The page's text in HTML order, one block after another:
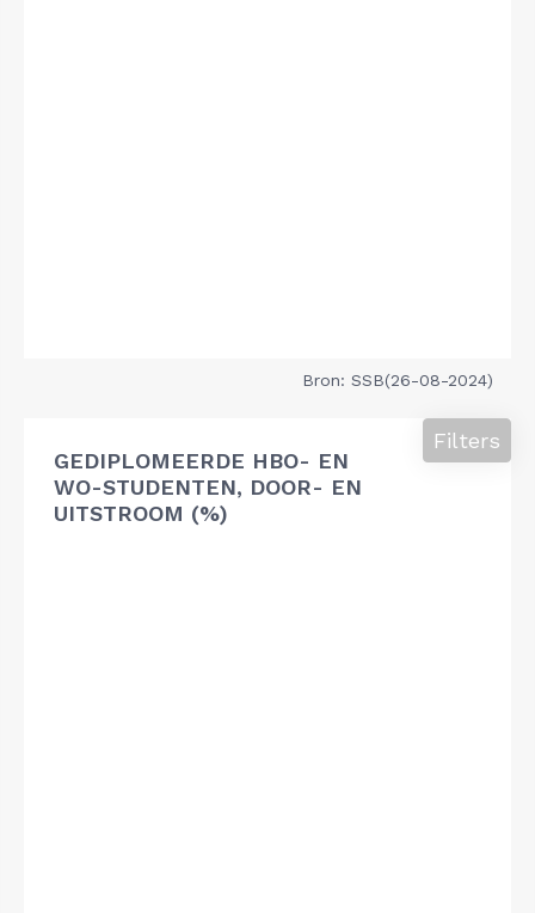
Bron: SSB(26-08-2024)
GEDIPLOMEERDE HBO- EN
WO-STUDENTEN, DOOR- EN
UITSTROOM (%)
Filters